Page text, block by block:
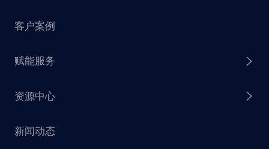
探迹 AI Agent
探迹 AI 拓客
探迹 AI 触达
客户案例
赋能服务
赋能计划
资源中心
销售干货
新闻动态